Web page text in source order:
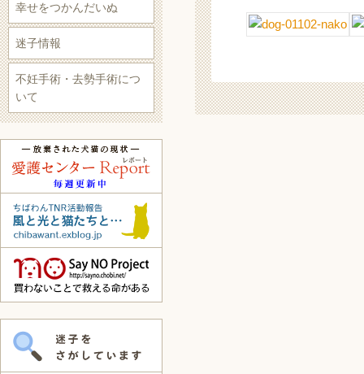
幸せをつかんだいぬ
迷子情報
不妊手術・去勢手術につ
いて